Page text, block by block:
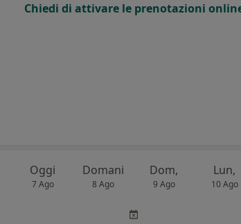
Chiedi di attivare le prenotazioni
Oggi
7 Ago
Domani
8 Ago
Dom,
9 Ago
Lun,
10 Ago